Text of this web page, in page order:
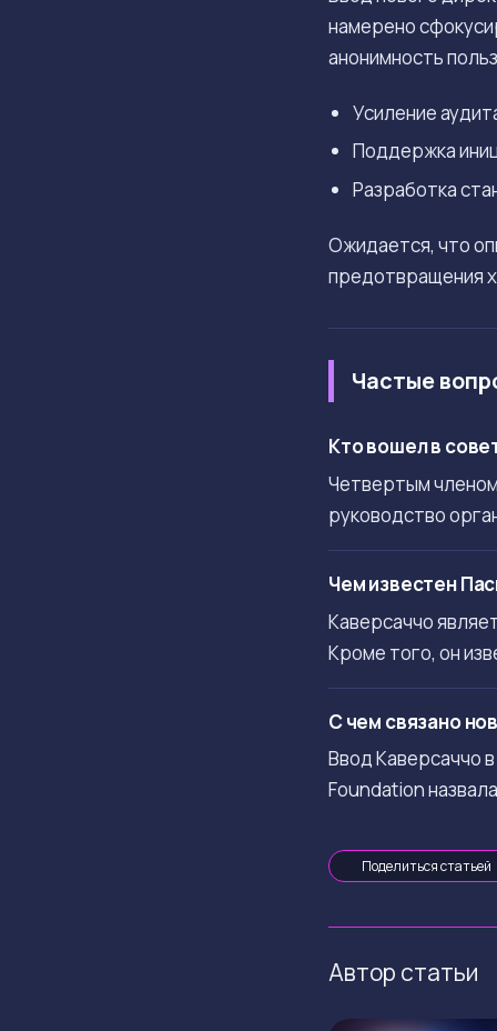
намерено
анонимность
Усиление
Поддержка
Разработка
Ожидается, что
предотвращения
Частые
Кто вошел в
Четвертым
руководство
Чем известен
Каверсаччо
Кроме того, он
С чем связано
Ввод Каверсаччо
Foundation
Поделиться статьей
Автор статьи